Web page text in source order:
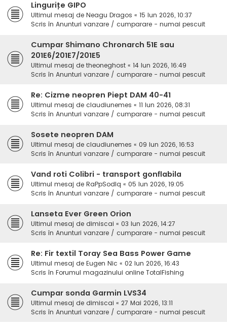
Lingurițe GIPO
Ultimul mesaj de Neagu Dragos « 15 Iun 2026, 10:37
Scris în Anunturi vanzare / cumparare - numai pescuit
Cumpar Shimano Chronarch 51E sau
201E6/201E7/201E5
Ultimul mesaj de theoneghost « 14 Iun 2026, 16:49
Scris în Anunturi vanzare / cumparare - numai pescuit
Re: Cizme neopren Piept DAM 40-41
Ultimul mesaj de claudiunemes « 11 Iun 2026, 08:31
Scris în Anunturi vanzare / cumparare - numai pescuit
Sosete neopren DAM
Ultimul mesaj de claudiunemes « 09 Iun 2026, 16:53
Scris în Anunturi vanzare / cumparare - numai pescuit
Vand roti Colibri - transport gonflabila
Ultimul mesaj de RaPpSodIq « 05 Iun 2026, 19:05
Scris în Anunturi vanzare / cumparare - numai pescuit
Lanseta Ever Green Orion
Ultimul mesaj de dimiscai « 03 Iun 2026, 14:27
Scris în Anunturi vanzare / cumparare - numai pescuit
Re: Fir textil Toray Sea Bass Power Game
Ultimul mesaj de Eugen Nic « 02 Iun 2026, 16:43
Scris în Forumul magazinului online TotalFishing
Cumpar sonda Garmin LVS34
Ultimul mesaj de dimiscai « 27 Mai 2026, 13:11
Scris în Anunturi vanzare / cumparare - numai pescuit